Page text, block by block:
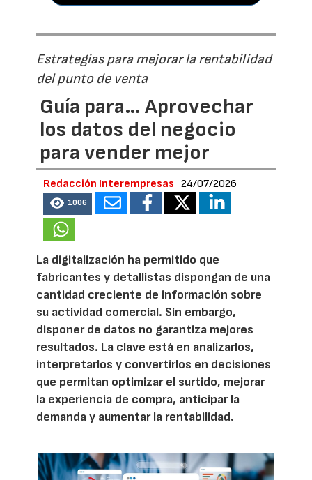
Estrategias para mejorar la rentabilidad
del punto de venta
Guía para… Aprovechar
los datos del negocio
para vender mejor
Redacción Interempresas 24/07/2026
1006
La digitalización ha permitido que
fabricantes y detallistas dispongan de una
cantidad creciente de información sobre
su actividad comercial. Sin embargo,
disponer de datos no garantiza mejores
resultados. La clave está en analizarlos,
interpretarlos y convertirlos en decisiones
que permitan optimizar el surtido, mejorar
la experiencia de compra, anticipar la
demanda y aumentar la rentabilidad.